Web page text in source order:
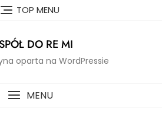
TOP MENU
DO RE MI
oparta na WordPressie
MENU